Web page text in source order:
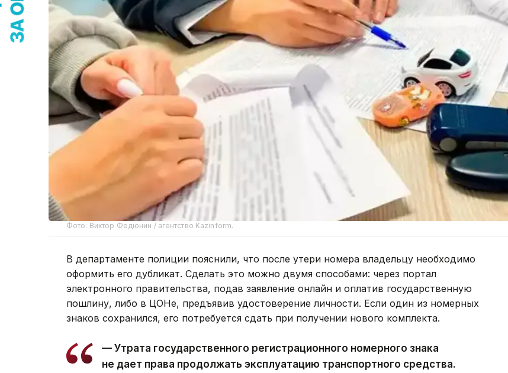
Фото: Виктор Федюнин / агентство Kazinform.
В департаменте полиции пояснили, что после утери номера владельцу необходимо
оформить его дубликат. Сделать это можно двумя способами: через портал
электронного правительства, подав заявление онлайн и оплатив государственную
пошлину, либо в ЦОНе, предъявив удостоверение личности. Если один из номерных
знаков сохранился, его потребуется сдать при получении нового комплекта.
— Утрата государственного регистрационного номерного знака
не дает права продолжать эксплуатацию транспортного средства.